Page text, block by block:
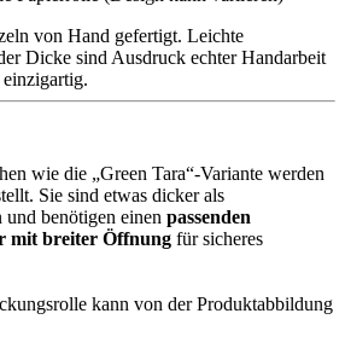
von Hand gefertigt. Leichte
Dicke sind Ausdruck echter Handarbeit
wie die „Green Tara“-Variante werden
Sie sind etwas dicker als
und benötigen einen passenden
mit breiter Öffnung für sicheres
kann von der Produktabbildung